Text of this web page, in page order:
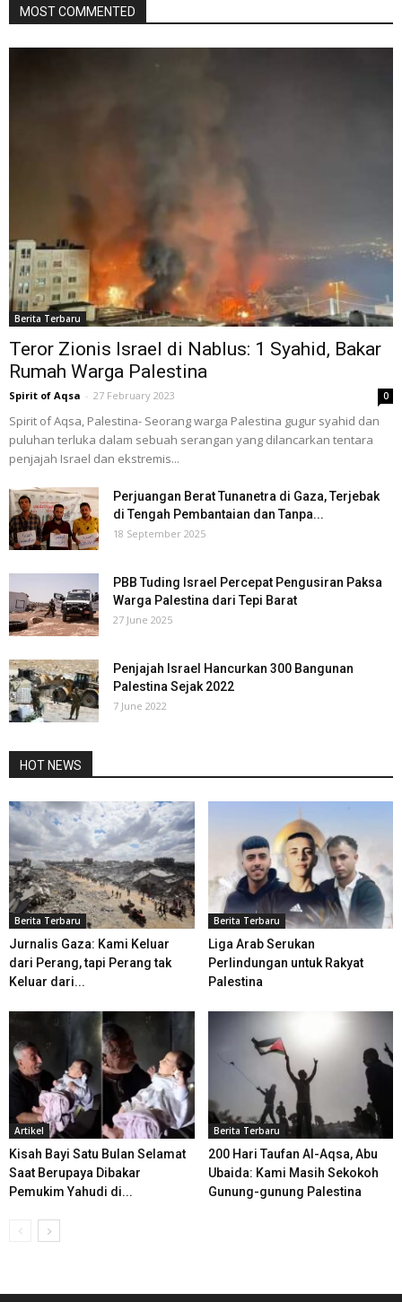
MOST COMMENTED
Berita Terbaru
Teror Zionis Israel di Nablus: 1 Syahid, Bakar
Rumah Warga Palestina
Spirit of Aqsa - 27 February 2023 0
Spirit of Aqsa, Palestina- Seorang warga Palestina gugur syahid dan
puluhan terluka dalam sebuah serangan yang dilancarkan tentara
penjajah Israel dan ekstremis...
Perjuangan Berat Tunanetra di Gaza, Terjebak
di Tengah Pembantaian dan Tanpa...
18 September 2025
PBB Tuding Israel Percepat Pengusiran Paksa
Warga Palestina dari Tepi Barat
27 June 2025
Penjajah Israel Hancurkan 300 Bangunan
Palestina Sejak 2022
7 June 2022
HOT NEWS
Berita Terbaru
Jurnalis Gaza: Kami Keluar
dari Perang, tapi Perang tak
Keluar dari...
Berita Terbaru
Liga Arab Serukan
Perlindungan untuk Rakyat
Palestina
Artikel
Kisah Bayi Satu Bulan Selamat
Saat Berupaya Dibakar
Pemukim Yahudi di...
Berita Terbaru
200 Hari Taufan Al-Aqsa, Abu
Ubaida: Kami Masih Sekokoh
Gunung-gunung Palestina